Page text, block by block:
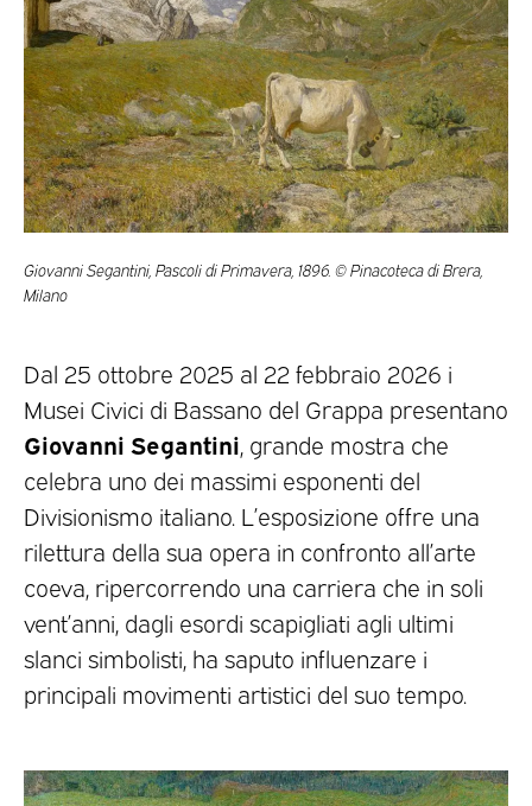
Giovanni Segantini, Pascoli di Primavera, 1896. © Pinacoteca di Brera,
Milano
Dal 25 ottobre 2025 al 22 febbraio 2026 i
Musei Civici di Bassano del Grappa presentano
Giovanni Segantini , grande mostra che
celebra uno dei massimi esponenti del
Divisionismo italiano. L’esposizione offre una
rilettura della sua opera in confronto all’arte
coeva, ripercorrendo una carriera che in soli
vent’anni, dagli esordi scapigliati agli ultimi
slanci simbolisti, ha saputo influenzare i
principali movimenti artistici del suo tempo.